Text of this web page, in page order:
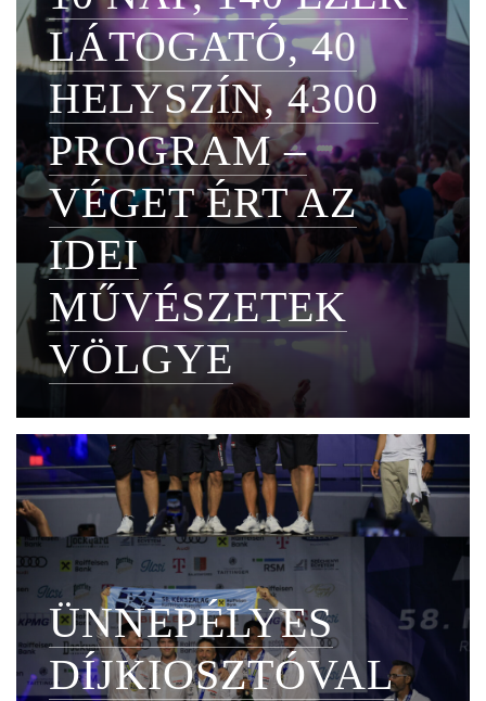
LÁTOGATÓ, 40
HELYSZÍN, 4300
PROGRAM –
VÉGET ÉRT AZ
IDEI
MŰVÉSZETEK
VÖLGYE
ÜNNEPÉLYES
DÍJKIOSZTÓVAL